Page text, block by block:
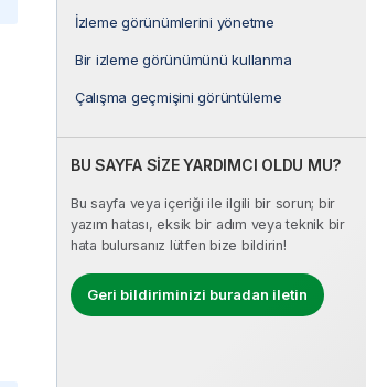
İzleme görünümlerini yönetme
Bir izleme görünümünü kullanma
Çalışma geçmişini görüntüleme
BU SAYFA SİZE YARDIMCI OLDU MU?
Bu sayfa veya içeriği ile ilgili bir sorun; bir
yazım hatası, eksik bir adım veya teknik bir
hata bulursanız lütfen bize bildirin!
Geri bildiriminizi buradan iletin